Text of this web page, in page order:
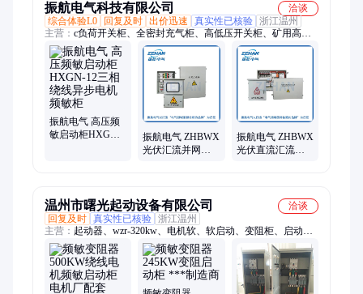
振航电气科技有限公司
洽谈
综合体验L0
回复及时 出价迅速 真实性已核验 浙江温州
主营： c负荷开关柜、全密封充气柜、高低压开关柜、矿用高低
压开关柜、开关电缆分接箱、环网箱、开闭所
振航电气 高压频
敏启动柜HXGN-
振航电气 ZHBWX
光伏汇流并网箱
振航电气 ZHBWX
光伏直流汇流箱
温州市曙光起动设备有限公司
洽谈
回复及时 真实性已核验 浙江温州
主营： 起动器、wzr-320kw、电机软、软启动、变阻柜、启动
器、启动柜、频敏柜、控制柜、起动柜、降压柜、定制柜、启动
装置、wzr-160kw、软起动、电动机、wzr无刷、wszk无刷、异步
电机、自耦减压、绕线电机、无刷液阻、真空电机、自耦降压、
降压起动